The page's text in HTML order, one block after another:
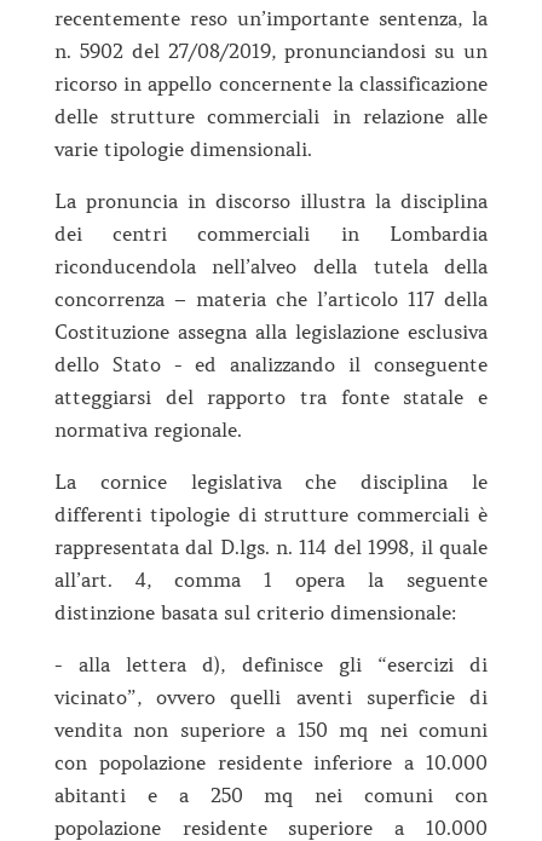
recentemente reso un’importante sentenza, la
n. 5902 del 27/08/2019, pronunciandosi su un
ricorso in appello concernente la classificazione
delle strutture commerciali in relazione alle
varie tipologie dimensionali.
La pronuncia in discorso illustra la disciplina
dei centri commerciali in Lombardia
riconducendola nell’alveo della tutela della
concorrenza – materia che l’articolo 117 della
Costituzione assegna alla legislazione esclusiva
dello Stato - ed analizzando il conseguente
atteggiarsi del rapporto tra fonte statale e
normativa regionale.
La cornice legislativa che disciplina le
differenti tipologie di strutture commerciali è
rappresentata dal D.lgs. n. 114 del 1998, il quale
all’art. 4, comma 1 opera la seguente
distinzione basata sul criterio dimensionale:
- alla lettera d), definisce gli “esercizi di
vicinato”, ovvero quelli aventi superficie di
vendita non superiore a 150 mq nei comuni
con popolazione residente inferiore a 10.000
abitanti e a 250 mq nei comuni con
popolazione residente superiore a 10.000